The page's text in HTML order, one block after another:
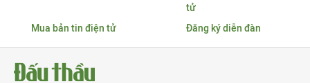
tử
Mua bản tin điện tử
Đăng ký diễn đàn